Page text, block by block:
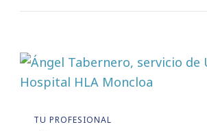
TU PROFESIONAL